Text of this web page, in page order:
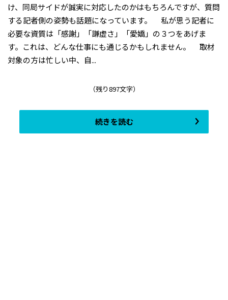
け、同局サイドが誠実に対応したのかはもちろんですが、質問
する記者側の姿勢も話題になっています。 私が思う記者に
必要な資質は「感謝」「謙虚さ」「愛嬌」の３つをあげま
す。これは、どんな仕事にも通じるかもしれません。 取材
対象の方は忙しい中、自...
（残り897文字）
続きを読む